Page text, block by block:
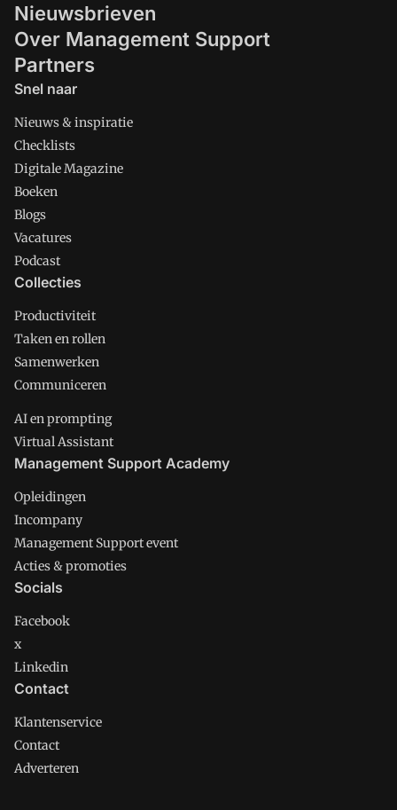
Nieuwsbrieven
Over Management Support
Partners
Snel naar
Nieuws & inspiratie
Checklists
Digitale Magazine
Boeken
Blogs
Vacatures
Podcast
Collecties
Productiviteit
Taken en rollen
Samenwerken
Communiceren
AI en prompting
Virtual Assistant
Management Support Academy
Opleidingen
Incompany
Management Support event
Acties & promoties
Socials
Facebook
x
Linkedin
Contact
Klantenservice
Contact
Adverteren